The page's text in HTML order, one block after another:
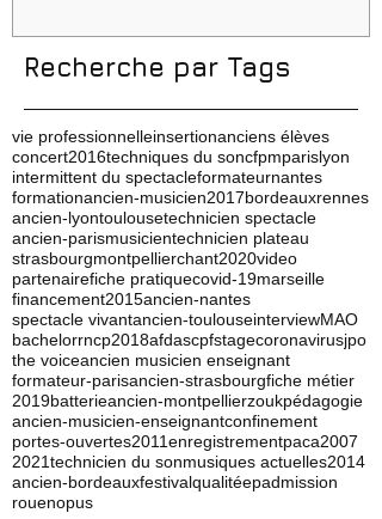
Recherche par Tags
vie professionnelleinsertionanciens élèves
concert2016techniques du soncfpmparislyon
intermittent du spectacleformateurnantes
formationancien-musicien2017bordeauxrennes
ancien-lyontoulousetechnicien spectacle
ancien-parismusicientechnicien plateau
strasbourgmontpellierchant2020video
partenairefiche pratiquecovid-19marseille
financement2015ancien-nantes
spectacle vivantancien-toulouseinterviewMAO
bachelorrncp2018afdascpfstagecoronavirusjpo
the voiceancien musicien enseignant
formateur-parisancien-strasbourgfiche métier
2019batterieancien-montpellierzoukpédagogie
ancien-musicien-enseignantconfinement
portes-ouvertes2011enregistrementpaca2007
2021technicien du sonmusiques actuelles2014
ancien-bordeauxfestivalqualitéepadmission
rouenopus